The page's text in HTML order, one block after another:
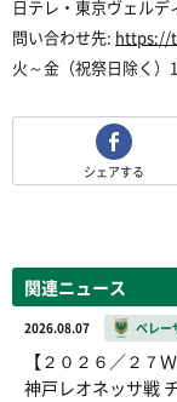
日テレ・東京ヴェル
問い合わせ先: https://
火～金（祝祭日除く）
シェアする
関連ニュース
2026.08.07 ベレー
【２０２６／２７
神戸レオネッサ戦